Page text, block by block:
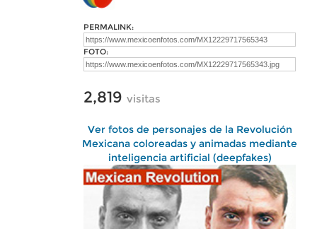
PERMALINK:
FOTO:
2,819 visitas
Ver fotos de personajes de la Revolución
Mexicana coloreadas y animadas mediante
inteligencia artificial (deepfakes)